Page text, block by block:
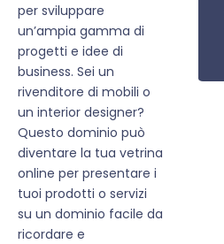
per sviluppare
un’ampia gamma di
progetti e idee di
business. Sei un
rivenditore di mobili o
un interior designer?
Questo dominio può
diventare la tua vetrina
online per presentare i
tuoi prodotti o servizi
su un dominio facile da
ricordare e